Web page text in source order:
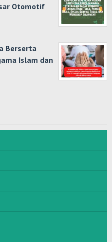
Otomotif
Berserta
Islam dan